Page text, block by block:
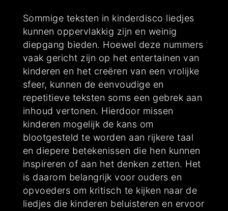
Sommige teksten in kinderdisco liedjes
kunnen oppervlakkig zijn en weinig
diepgang bieden. Hoewel deze nummers
vaak gericht zijn op het entertainen van
kinderen en het creëren van een vrolijke
sfeer, kunnen de eenvoudige en
repetitieve teksten soms een gebrek aan
inhoud vertonen. Hierdoor missen
kinderen mogelijk de kans om
blootgesteld te worden aan rijkere taal
en diepere betekenissen die hen kunnen
inspireren of aan het denken zetten. Het
is daarom belangrijk voor ouders en
opvoeders om kritisch te kijken naar de
liedjes die kinderen beluisteren en ervoor